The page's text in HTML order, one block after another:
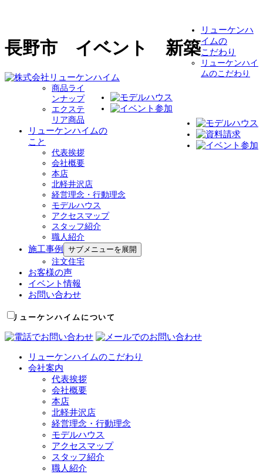
長野市 イベント 新築
リューケンハ
イムの
こだわり
リューケンハイ
ムのこだわり
商品ライ
ンナップ
エクステ
リア商品
リューケンハイムの
こと
代表挨拶
会社概要
本店
北軽井沢店
経営理念・行動理念
モデルハウス
アクセスマップ
スタッフ紹介
職人紹介
施工事例
サブメニューを展開
注文住宅
お客様の声
イベント情報
お問い合わせ
リューケンハイムについて
リューケンハイムのこだわり
会社案内
代表挨拶
会社概要
本店
北軽井沢店
経営理念・行動理念
モデルハウス
アクセスマップ
スタッフ紹介
職人紹介